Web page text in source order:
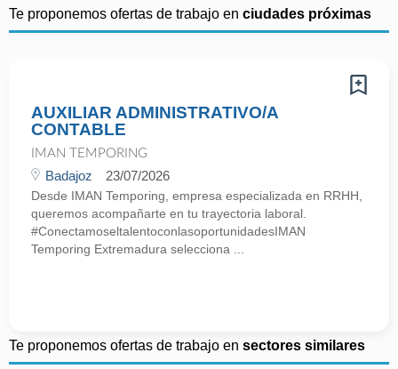
Te proponemos ofertas de trabajo en ciudades próximas
AUXILIAR ADMINISTRATIVO/A
CONTABLE
IMAN TEMPORING
Badajoz 23/07/2026
Desde IMAN Temporing, empresa especializada en RRHH,
queremos acompañarte en tu trayectoria laboral.
#ConectamoseltalentoconlasoportunidadesIMAN
Temporing Extremadura selecciona ...
Te proponemos ofertas de trabajo en sectores similares